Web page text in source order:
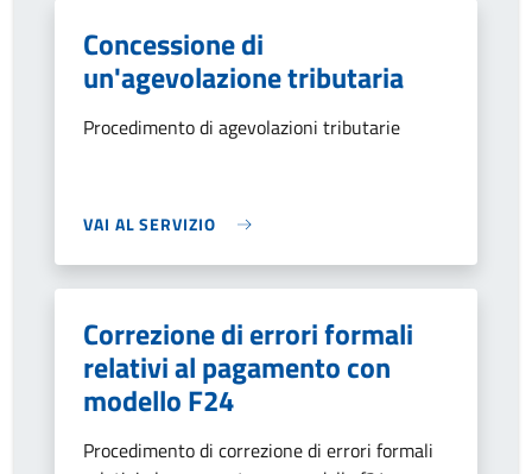
Concessione di
un'agevolazione tributaria
Procedimento di agevolazioni tributarie
VAI AL SERVIZIO
Correzione di errori formali
relativi al pagamento con
modello F24
Procedimento di correzione di errori formali